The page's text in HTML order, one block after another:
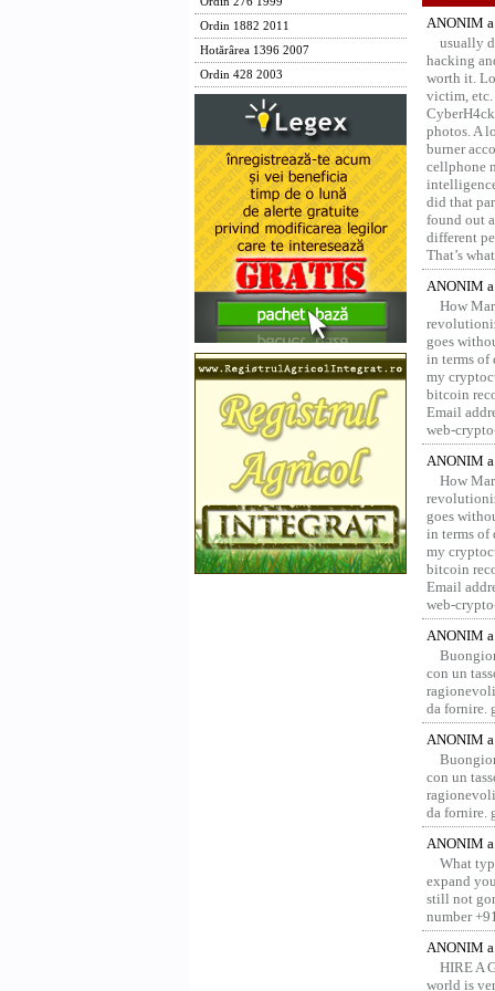
Ordin 1882 2011
Hotărârea 1396 2007
Ordin 428 2003
ANONIM
usually
hacking
worth it.
victim, etc.
photos. A
burner
cellphone
did that
found out
different
That’s
ANONIM
How
goes
in terms of
my
bitcoin
Email
web-
ANONIM
How
goes
in terms of
my
bitcoin
Email
web-
ANONIM
con un
da fornire.
ANONIM
con un
da fornire.
ANONIM
What
expand
still not
number
ANONIM
HIRE A
world is